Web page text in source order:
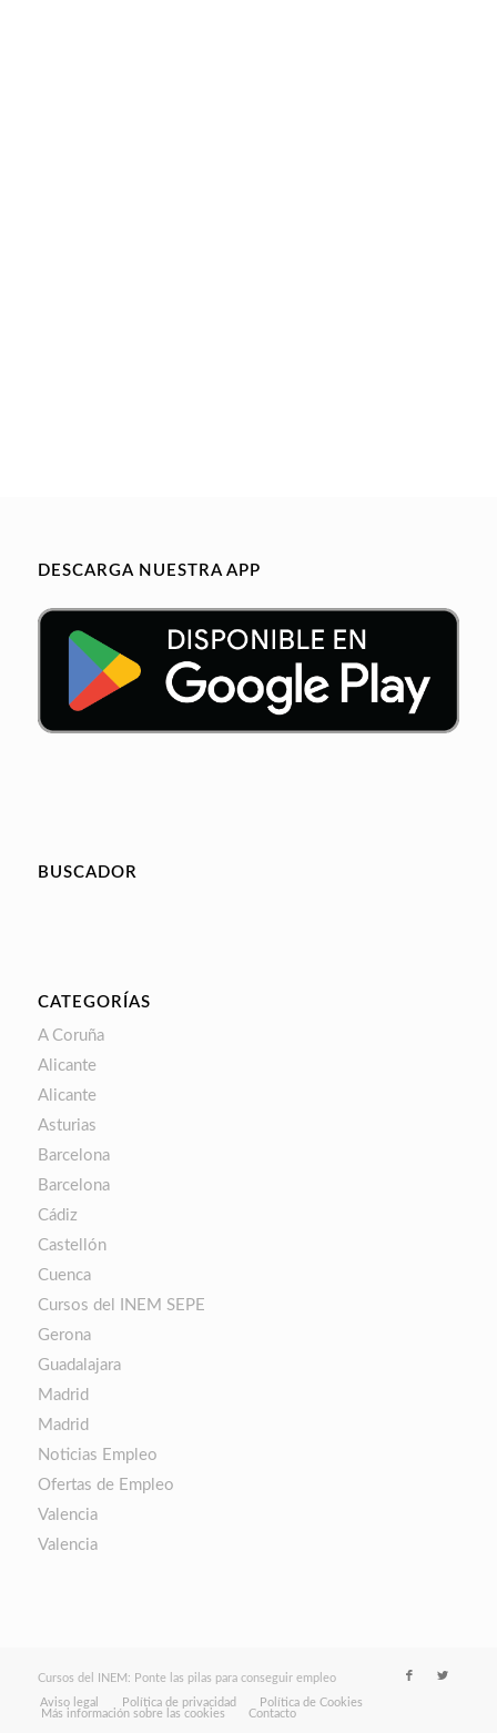
DESCARGA NUESTRA APP
BUSCADOR
CATEGORÍAS
A Coruña
Alicante
Alicante
Asturias
Barcelona
Barcelona
Cádiz
Castellón
Cuenca
Cursos del INEM SEPE
Gerona
Guadalajara
Madrid
Madrid
Noticias Empleo
Ofertas de Empleo
Valencia
Valencia
Cursos del INEM: Ponte las pilas para conseguir empleo
Aviso legal
Política de privacidad
Política de Cookies
Más información sobre las cookies
Contacto